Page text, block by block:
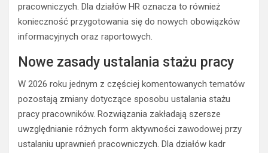
pracowniczych. Dla działów HR oznacza to również
konieczność przygotowania się do nowych obowiązków
informacyjnych oraz raportowych.
Nowe zasady ustalania stażu pracy
W 2026 roku jednym z częściej komentowanych tematów
pozostają zmiany dotyczące sposobu ustalania stażu
pracy pracowników. Rozwiązania zakładają szersze
uwzględnianie różnych form aktywności zawodowej przy
ustalaniu uprawnień pracowniczych. Dla działów kadr